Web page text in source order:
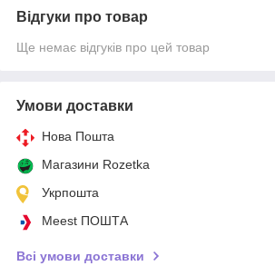
Відгуки про товар
Ще немає відгуків про цей товар
Умови доставки
Нова Пошта
Магазини Rozetka
Укрпошта
Meest ПОШТА
Всі умови доставки